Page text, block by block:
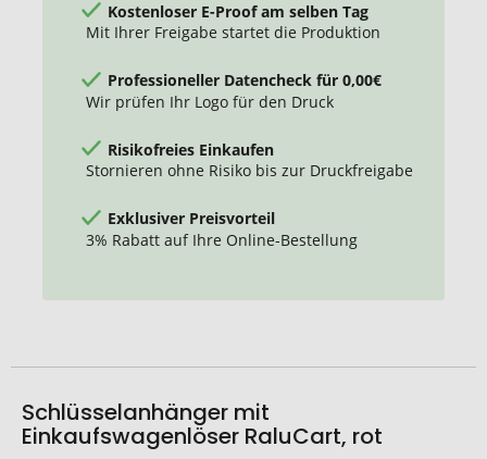
Kostenloser E-Proof am selben Tag
Mit Ihrer Freigabe startet die Produktion
Professioneller Datencheck für 0,00€
Wir prüfen Ihr Logo für den Druck
Risikofreies Einkaufen
Stornieren ohne Risiko bis zur Druckfreigabe
Exklusiver Preisvorteil
3% Rabatt auf Ihre Online-Bestellung
Schlüsselanhänger mit
Einkaufswagenlöser RaluCart, rot